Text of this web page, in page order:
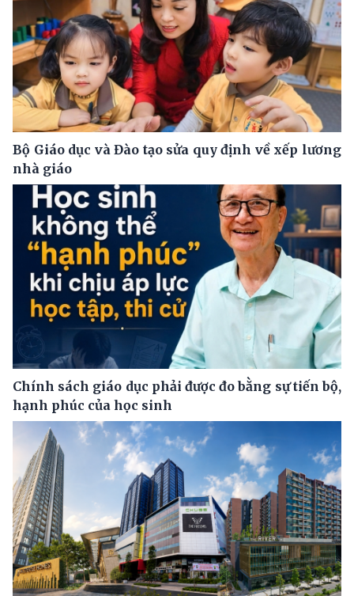
Bộ Giáo dục và Đào tạo sửa quy định về xếp lương
nhà giáo
Chính sách giáo dục phải được đo bằng sự tiến bộ,
hạnh phúc của học sinh